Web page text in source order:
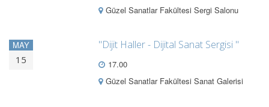
Güzel Sanatlar Fakültesi Sergi Salonu
MAY
15
"Dijit Haller - Dijital Sanat Sergisi "
17.00
Güzel Sanatlar Fakültesi Sanat Galerisi